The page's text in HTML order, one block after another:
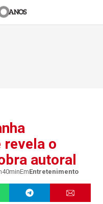
o
autoral
EmEntretenimento